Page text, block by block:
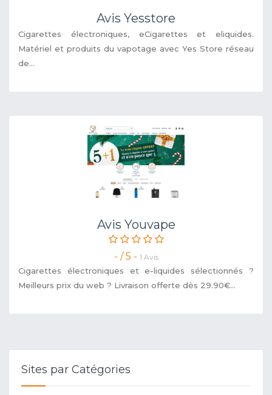
Avis Yesstore
Cigarettes électroniques, eCigarettes et eliquides.
Matériel et produits du vapotage avec Yes Store réseau
de...
Avis Youvape
- / 5 - 1 Avis
Cigarettes électroniques et e-liquides sélectionnés ?
Meilleurs prix du web ? Livraison offerte dès 29.90€...
Sites par Catégories